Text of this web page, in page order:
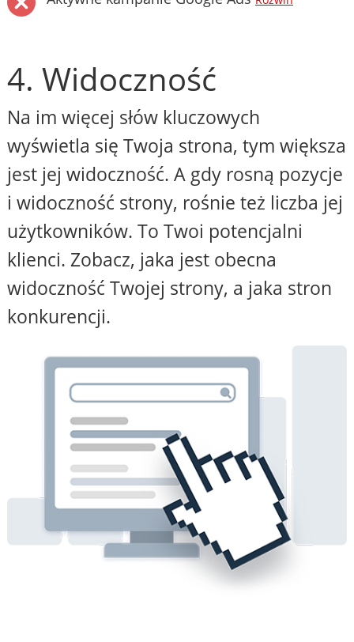
4. Widoczność
Na im więcej słów kluczowych
wyświetla się Twoja strona, tym większa
jest jej widoczność. A gdy rosną pozycje
i widoczność strony, rośnie też liczba jej
użytkowników. To Twoi potencjalni
klienci. Zobacz, jaka jest obecna
widoczność Twojej strony, a jaka stron
konkurencji.